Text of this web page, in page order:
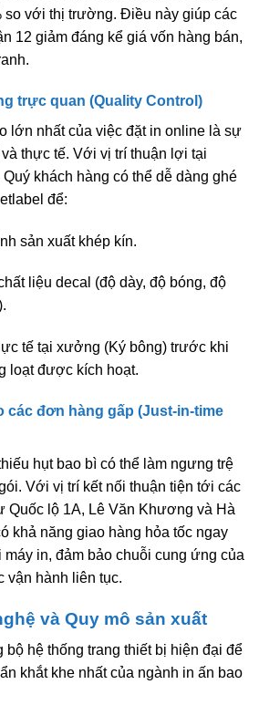
so với thị trường. Điều này giúp các
12 giảm đáng kể giá vốn hàng bán,
trực quan (Quality Control)
lớn nhất của việc đặt in online là sự
thực tế. Với vị trí thuận lợi tại
khách hàng có thể dễ dàng ghé
để:
sản xuất khép kín.
liệu decal (độ dày, độ bóng, độ
tế tại xưởng (Ký bông) trước khi
loạt được kích hoạt.
các đơn hàng gấp (Just-in-time
hụt bao bì có thể làm ngưng trệ
Với vị trí kết nối thuận tiện tới các
Quốc lộ 1A, Lê Văn Khương và Hà
khả năng giao hàng hỏa tốc ngay
in, đảm bảo chuỗi cung ứng của
vận hành liên tục.
và Quy mô sản xuất
hệ thống trang thiết bị hiện đại để
khắt khe nhất của ngành in ấn bao